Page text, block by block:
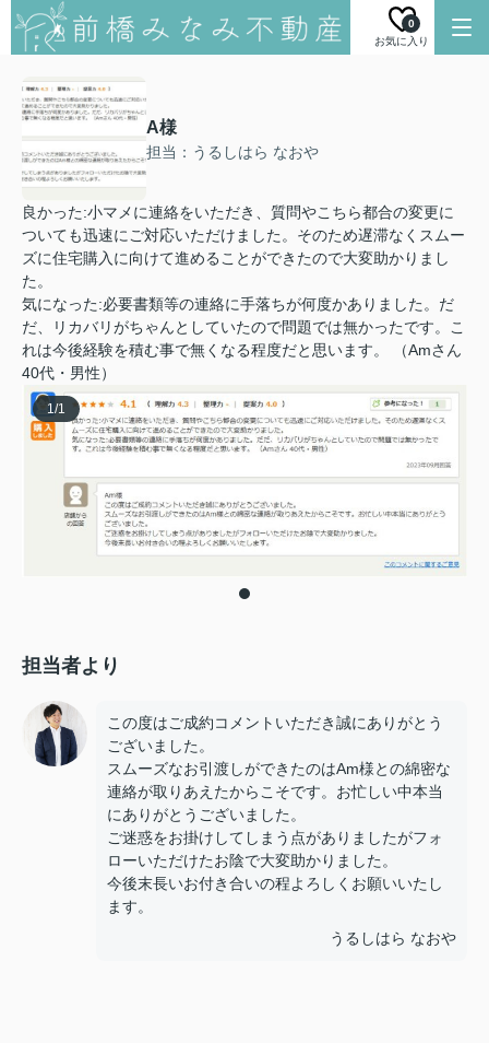
お気に入り
0
A様
担当：うるしはら なおや
良かった:小マメに連絡をいただき、質問やこちら都合の変更に
ついても迅速にご対応いただけました。そのため遅滞なくスムー
ズに住宅購入に向けて進めることができたので大変助かりまし
た。
気になった:必要書類等の連絡に手落ちが何度かありました。だ
だ、リカバリがちゃんとしていたので問題では無かったです。こ
れは今後経験を積む事で無くなる程度だと思います。 （Amさん
40代・男性）
1/1
担当者より
この度はご成約コメントいただき誠にありがとう
ございました。
スムーズなお引渡しができたのはAm様との綿密な
連絡が取りあえたからこそです。お忙しい中本当
にありがとうございました。
ご迷惑をお掛けしてしまう点がありましたがフォ
ローいただけたお陰で大変助かりました。
今後末長いお付き合いの程よろしくお願いいたし
ます。
うるしはら なおや